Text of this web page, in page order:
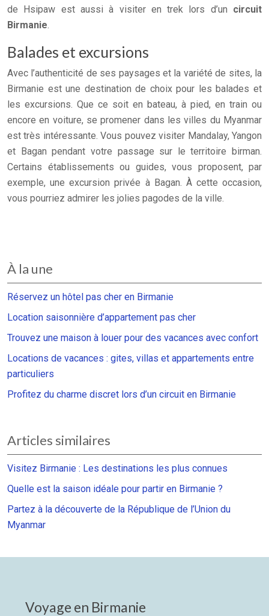
de Hsipaw est aussi à visiter en trek lors d’un circuit
Birmanie.
Balades et excursions
Avec l’authenticité de ses paysages et la variété de sites, la
Birmanie est une destination de choix pour les balades et
les excursions. Que ce soit en bateau, à pied, en train ou
encore en voiture, se promener dans les villes du Myanmar
est très intéressante. Vous pouvez visiter Mandalay, Yangon
et Bagan pendant votre passage sur le territoire birman.
Certains établissements ou guides, vous proposent, par
exemple, une excursion privée à Bagan. À cette occasion,
vous pourriez admirer les jolies pagodes de la ville.
À la une
Réservez un hôtel pas cher en Birmanie
Location saisonnière d’appartement pas cher
Trouvez une maison à louer pour des vacances avec confort
Locations de vacances : gites, villas et appartements entre
particuliers
Profitez du charme discret lors d’un circuit en Birmanie
Articles similaires
Visitez Birmanie : Les destinations les plus connues
Quelle est la saison idéale pour partir en Birmanie ?
Partez à la découverte de la République de l’Union du
Myanmar
Voyage en Birmanie